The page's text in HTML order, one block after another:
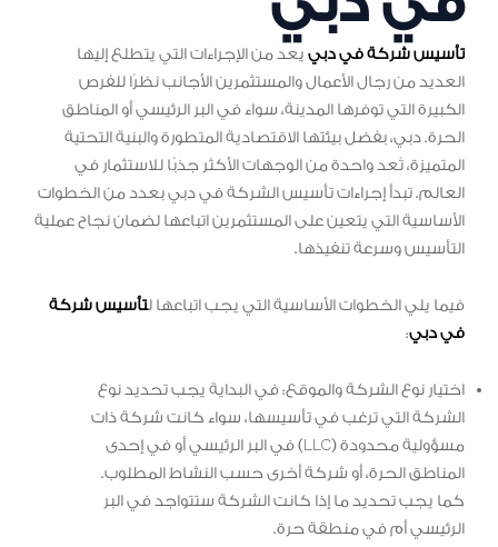
تأسيس شركة في دبي يعد من الإجراءات التي يتطلع إليها
العديد من رجال الأعمال والمستثمرين الأجانب نظرًا للفرص
الكبيرة التي توفرها المدينة، سواء في البر الرئيسي أو المناطق
الحرة. دبي، بفضل بيئتها الاقتصادية المتطورة والبنية التحتية
المتميزة، تُعد واحدة من الوجهات الأكثر جذبًا للاستثمار في
العالم. تبدأ إجراءات تأسيس الشركة في دبي بعدد من الخطوات
الأساسية التي يتعين على المستثمرين اتباعها لضمان نجاح عملية
التأسيس وسرعة تنفيذها.
فيما يلي الخطوات الأساسية التي يجب اتباعها لتأسيس شركة
في دبي:
اختيار نوع الشركة والموقع: في البداية يجب تحديد نوع
الشركة التي ترغب في تأسيسها، سواء كانت شركة ذات
مسؤولية محدودة (LLC) في البر الرئيسي أو في إحدى
المناطق الحرة، أو شركة أخرى حسب النشاط المطلوب.
كما يجب تحديد ما إذا كانت الشركة ستتواجد في البر
الرئيسي أم في منطقة حرة.